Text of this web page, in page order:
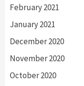
February 2021
January 2021
December 2020
November 2020
October 2020